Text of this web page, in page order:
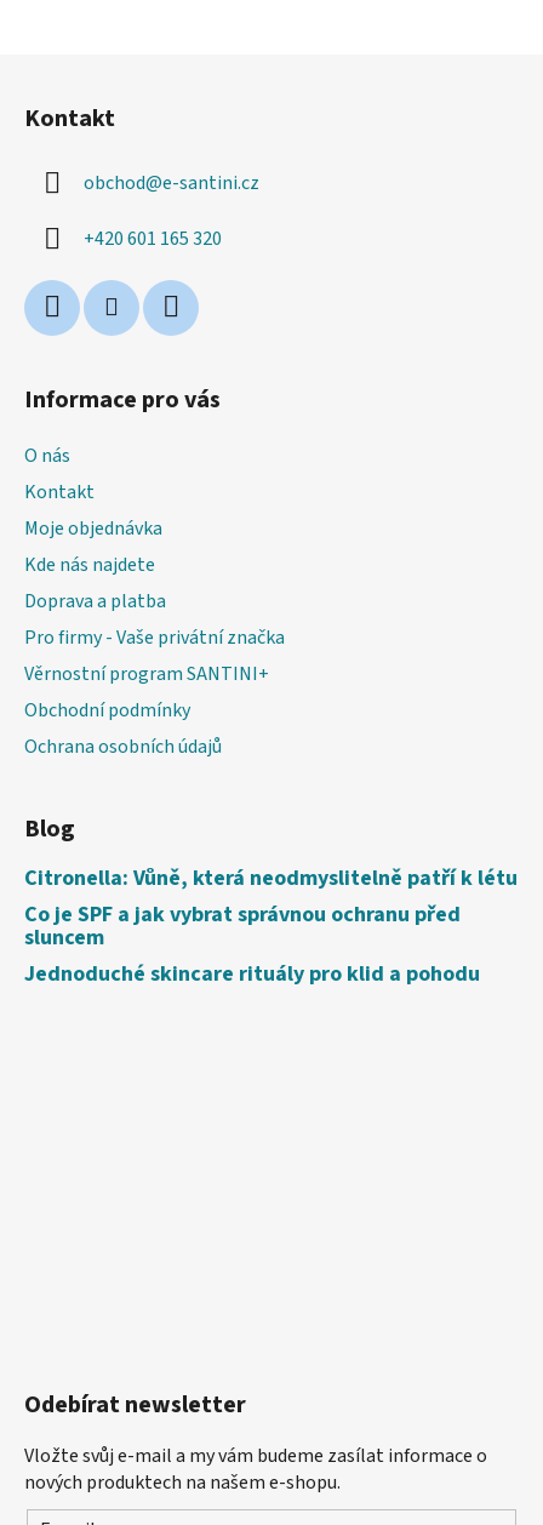
Kontakt
obchod@e-santini.cz
+420 601 165 320
Informace pro vás
O nás
Kontakt
Moje objednávka
Kde nás najdete
Doprava a platba
Pro firmy - Vaše privátní značka
Věrnostní program SANTINI+
Obchodní podmínky
Ochrana osobních údajů
Blog
Citronella: Vůně, která neodmyslitelně patří k létu
Co je SPF a jak vybrat správnou ochranu před
sluncem
Jednoduché skincare rituály pro klid a pohodu
Odebírat newsletter
Vložte svůj e-mail a my vám budeme zasílat informace o
nových produktech na našem e-shopu.